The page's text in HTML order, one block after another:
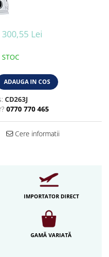
300,55 Lei
ADAUGA IN COS
CD263J
0770 770 465
Cere informatii
IMPORTATOR DIRECT
GAMĂ VARIATĂ